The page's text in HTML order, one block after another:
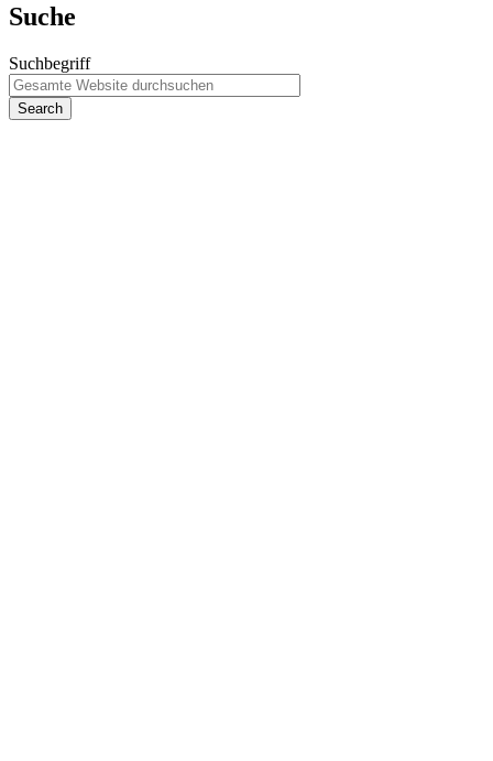
Suche
Suchbegriff